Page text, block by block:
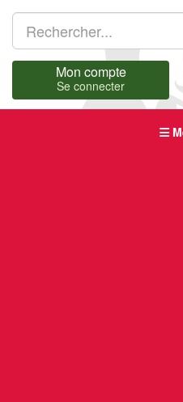
Mon compte
Se connecter